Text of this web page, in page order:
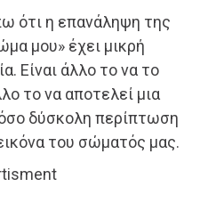
ότι η επανάληψη της
μου» έχει μικρή
Είναι άλλο το να το
το να αποτελεί μια
δύσκολη περίπτωση
του σώματός μας.